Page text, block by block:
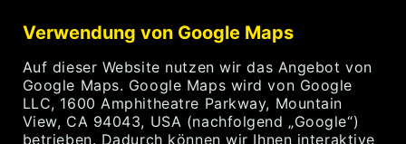
Verwendung von Google Maps
Auf dieser Website nutzen wir das Angebot von
Google Maps. Google Maps wird von Google
LLC, 1600 Amphitheatre Parkway, Mountain
View, CA 94043, USA (nachfolgend „Google“)
betrieben. Dadurch können wir Ihnen interaktive